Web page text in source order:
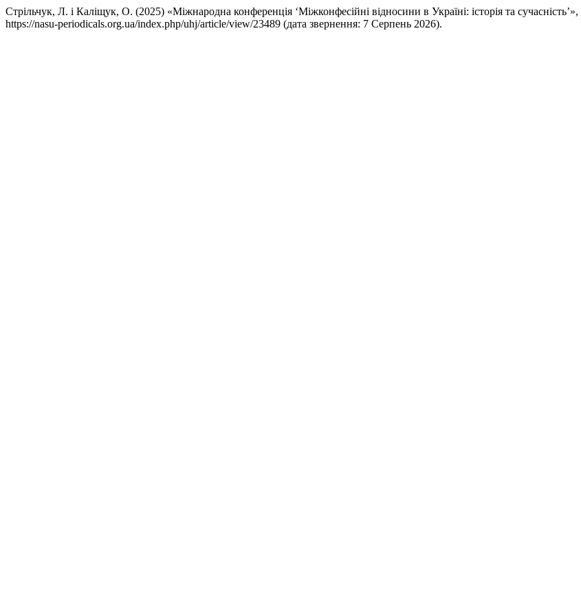
Стрільчук, Л. і Каліщук, О. (2025) «Міжнародна конференція ‘Міжконфесійні відносини в Україні: історія та сучасність’»,
https://nasu-periodicals.org.ua/index.php/uhj/article/view/23489 (дата звернення: 7 Серпень 2026).